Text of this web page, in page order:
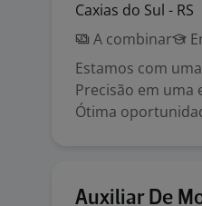
Caxias do Sul - RS
A combinar
Estamos com
Precisão em
Ótima
Auxiliar De